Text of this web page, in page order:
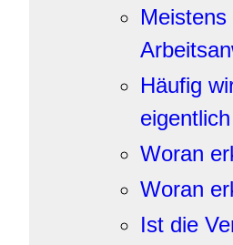
Häufig
Woran
Woran
Ist die